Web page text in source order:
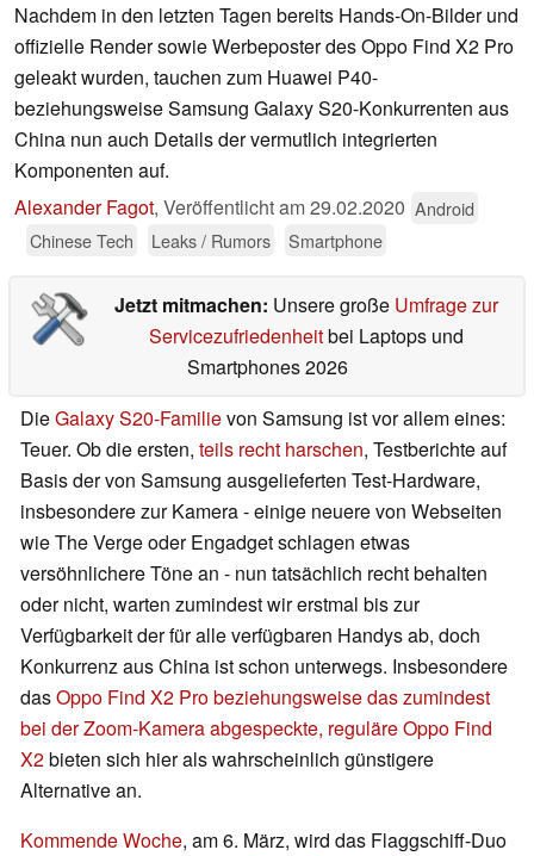
Nachdem in den letzten Tagen bereits Hands-On-Bilder und
offizielle Render sowie Werbeposter des Oppo Find X2 Pro
geleakt wurden, tauchen zum Huawei P40-
beziehungsweise Samsung Galaxy S20-Konkurrenten aus
China nun auch Details der vermutlich integrierten
Komponenten auf.
Alexander Fagot, Veröffentlicht am29.02.2020 Android
Chinese Tech
Leaks / Rumors Smartphone
Jetzt mitmachen: Unsere große Umfrage zur
Servicezufriedenheitbei Laptops und
Smartphones 2026
DieGalaxy S20-Familievon Samsung ist vor allem eines:
Teuer. Ob die ersten, teils recht harschen, Testberichte auf
Basis der von Samsung ausgelieferten Test-Hardware,
insbesondere zur Kamera - einige neuere von Webseiten
wie The Verge oder Engadget schlagen etwas
versöhnlichere Töne an - nun tatsächlich recht behalten
oder nicht, warten zumindest wir erstmal bis zur
Verfügbarkeit der für alle verfügbaren Handys ab, doch
Konkurrenz aus China ist schon unterwegs. Insbesondere
dasOppo Find X2 Pro beziehungsweise das zumindest
bei der Zoom-Kamera abgespeckte, reguläre Oppo Find
X2bieten sich hier als wahrscheinlich günstigere
Alternative an.
Kommende Woche, am 6. März, wird das Flaggschiff-Duo